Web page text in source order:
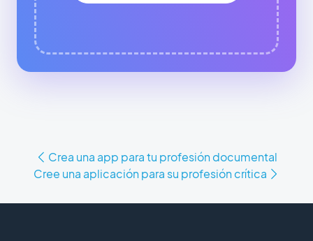
Crea una app para tu profesión documental
Cree una aplicación para su profesión crítica